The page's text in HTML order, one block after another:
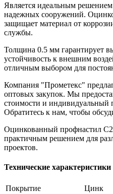
Является идеальным
надежных сооружений.
защищает материал от
службы.
Толщина 0.5 мм гарантирует
устойчивость к внешним
отличным выбором для
Компания "Прометекс"
оптовых закупок. Мы
стоимости и индивидуальный
Обратитесь к нам, чтобы
Оцинкованный профнастил
практичным решением для
проектов.
Технические характеристики
Покрытие
Цинк